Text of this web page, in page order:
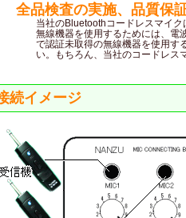
全品検査の実施、品質保
当社のBluetoothコードレスマイク
無線機器を使用するためには、電
で認証未取得の無線機器を使用す
い。もちろん、当社のコードレス
続イメージ